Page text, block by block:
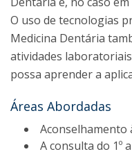
O uso de tecnologias
Medicina Dentária
atividades
possa aprender a
Áreas Abordadas
Aconselhamento
A consulta do 1º